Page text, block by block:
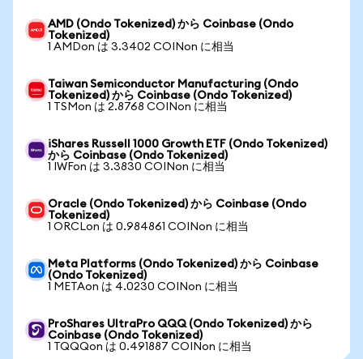
AMD (Ondo Tokenized) から Coinbase (Ondo
Tokenized)
1 AMDon は 3.3402 COINon に相当
Taiwan Semiconductor Manufacturing (Ondo
Tokenized) から Coinbase (Ondo Tokenized)
1 TSMon は 2.8768 COINon に相当
iShares Russell 1000 Growth ETF (Ondo Tokenized)
から Coinbase (Ondo Tokenized)
1 IWFon は 3.3830 COINon に相当
Oracle (Ondo Tokenized) から Coinbase (Ondo
Tokenized)
1 ORCLon は 0.984861 COINon に相当
Meta Platforms (Ondo Tokenized) から Coinbase
(Ondo Tokenized)
1 METAon は 4.0230 COINon に相当
ProShares UltraPro QQQ (Ondo Tokenized) から
Coinbase (Ondo Tokenized)
1 TQQQon は 0.491887 COINon に相当